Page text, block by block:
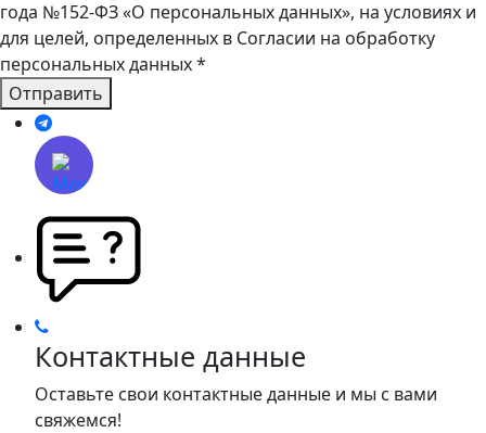
года №152-ФЗ «О персональных данных», на условиях и
для целей, определенных в Согласии на обработку
персональных данных*
Отправить
Контактные данные
Оставьте свои контактные данные и мы с вами
свяжемся!